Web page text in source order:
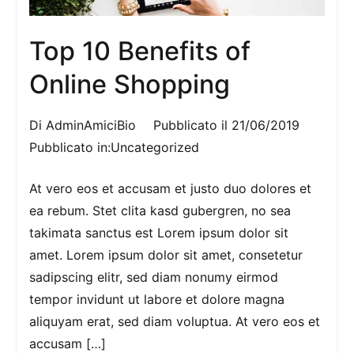
Top 10 Benefits of
Online Shopping
DiAdminAmiciBio Pubblicato il 21/06/2019
Pubblicato in:Uncategorized
At vero eos et accusam et justo duo dolores et
ea rebum. Stet clita kasd gubergren, no sea
takimata sanctus est Lorem ipsum dolor sit
amet. Lorem ipsum dolor sit amet, consetetur
sadipscing elitr, sed diam nonumy eirmod
tempor invidunt ut labore et dolore magna
aliquyam erat, sed diam voluptua. At vero eos et
accusam […]